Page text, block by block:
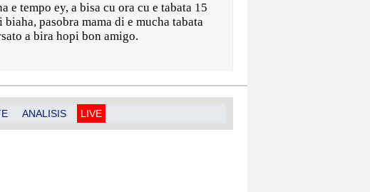
tempo ey, a bisa cu ora cu e tabata 15
pasobra mama di e mucha tabata
a bira hopi bon amigo.
ANALISIS LIVE